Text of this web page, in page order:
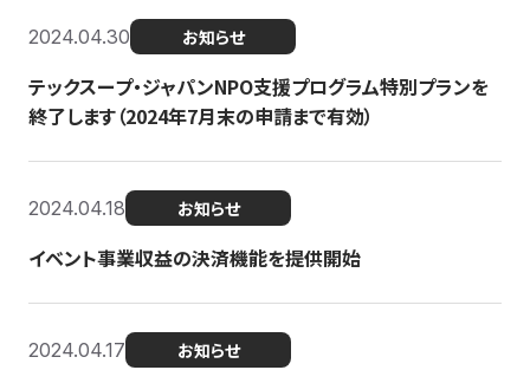
2024.04.30 お知らせ
テックスープ・ジャパンNPO支援プログラム特別プランを
終了します（2024年7月末の申請まで有効）
2024.04.18 お知らせ
イベント事業収益の決済機能を提供開始
2024.04.17 お知らせ